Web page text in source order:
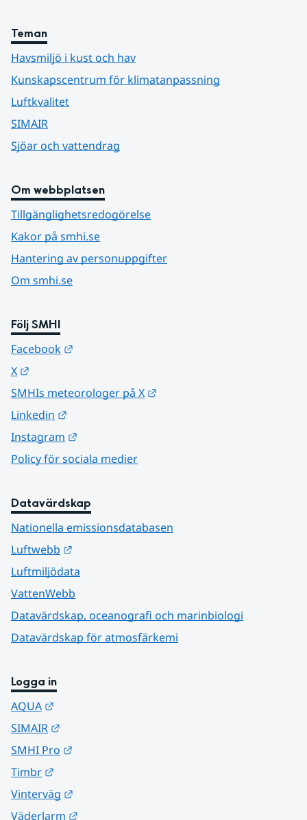
Teman
Havsmiljö i kust och hav
Kunskapscentrum för klimatanpassning
Luftkvalitet
SIMAIR
Sjöar och vattendrag
Om webbplatsen
Tillgänglighetsredogörelse
Kakor på smhi.se
Hantering av personuppgifter
Om smhi.se
Följ SMHI
Facebook
X
SMHIs meteorologer på X
Linkedin
Instagram
Policy för sociala medier
Datavärdskap
Nationella emissionsdatabasen
Luftwebb
Luftmiljödata
VattenWebb
Datavärdskap, oceanografi och marinbiologi
Datavärdskap för atmosfärkemi
Logga in
AQUA
SIMAIR
SMHI Pro
Timbr
Vinterväg
Väderlarm